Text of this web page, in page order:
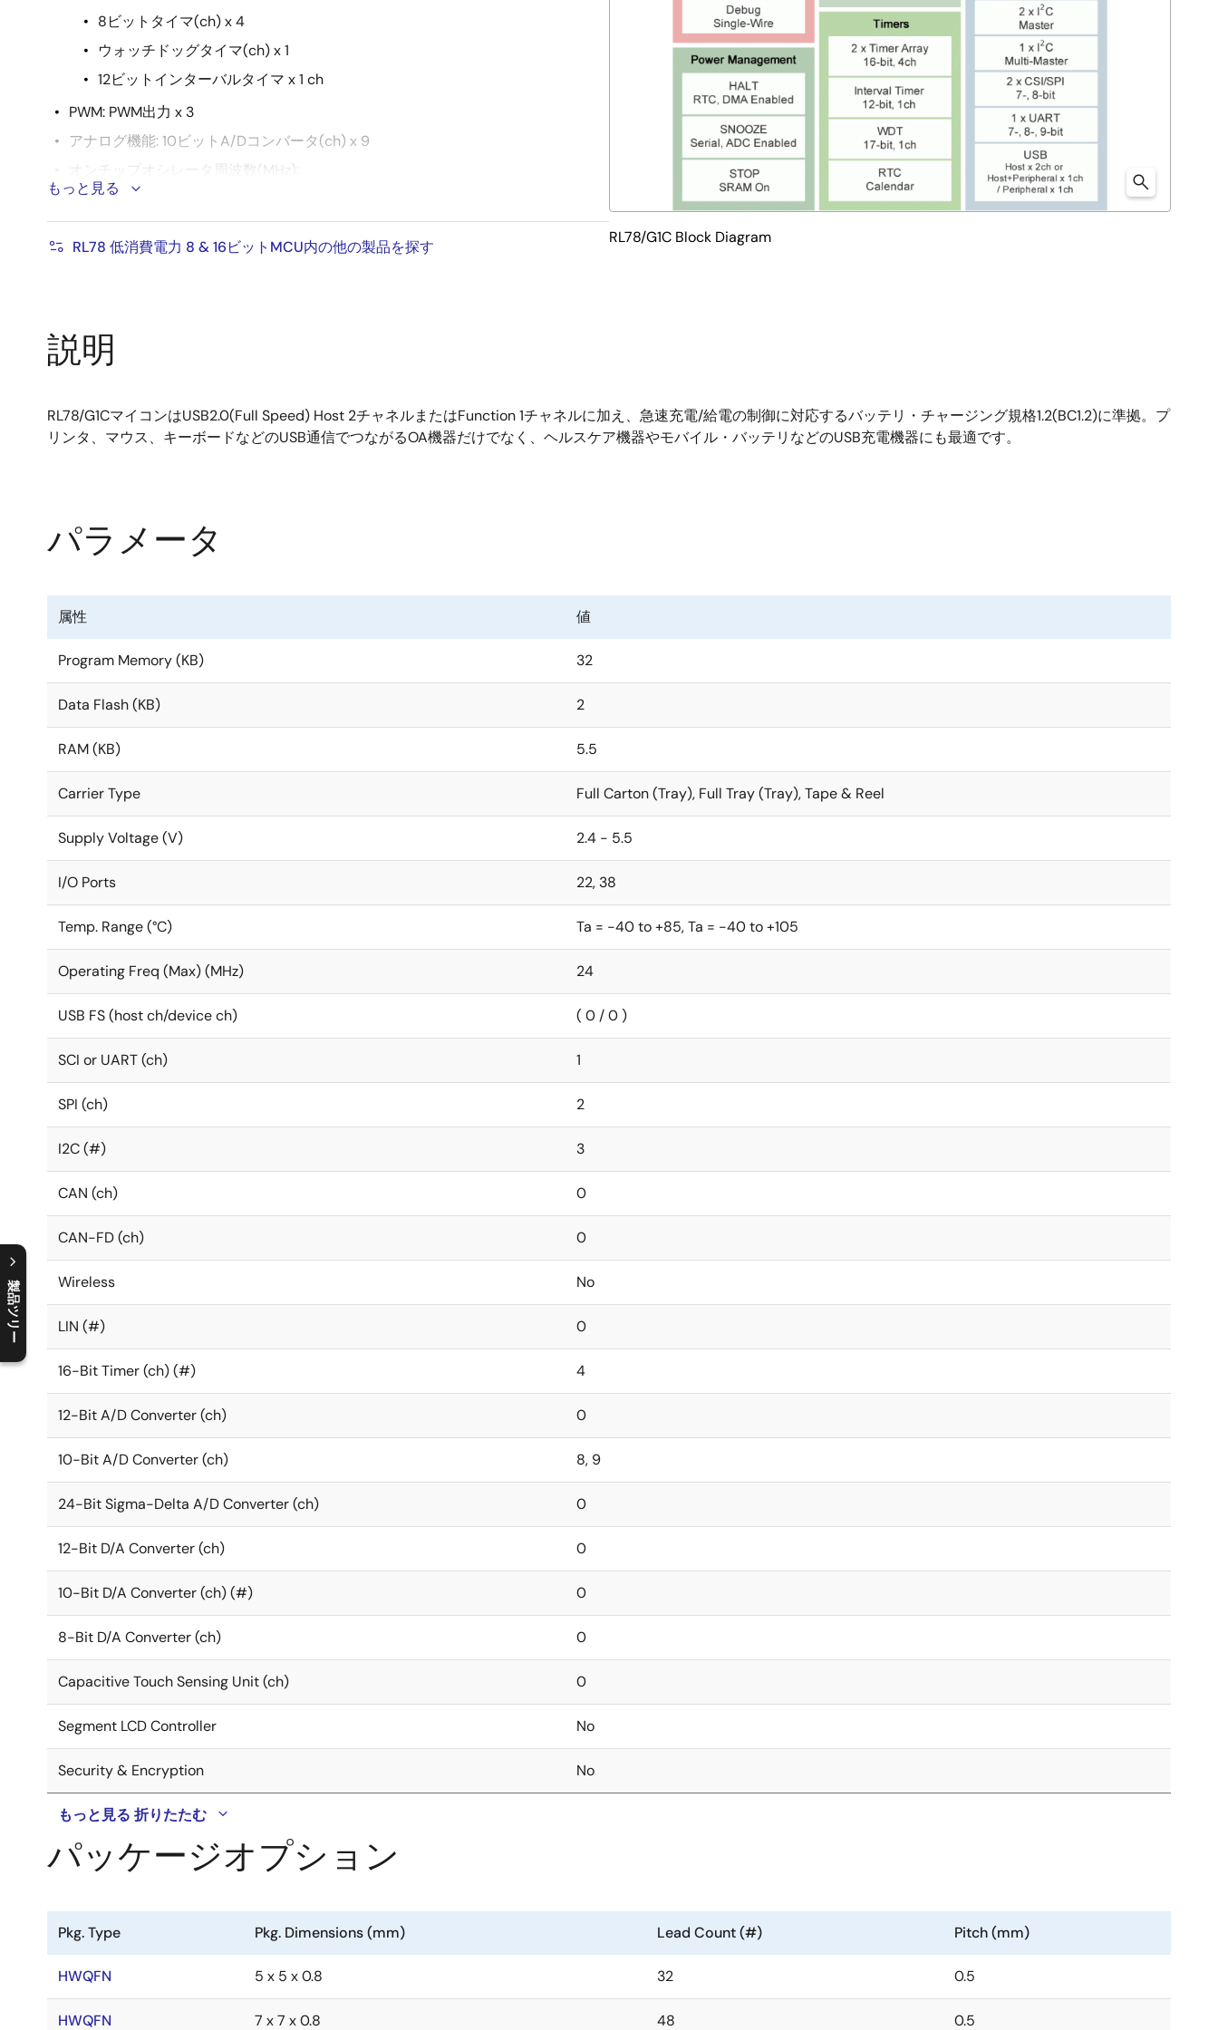
製品ツリー
C
l
o
s
e
p
r
o
d
u
c
t
t
r
e
e
m
e
n
O
p
e
n
p
r
o
d
u
c
t
t
r
e
e
m
e
n
8ビットタイマ(ch) x 4
ウォッチドッグタイマ(ch) x 1
12ビットインターバルタイマ x 1 ch
PWM: PWM出力 x 3
アナログ機能: 10ビットA/Dコンバータ(ch) x 9
オンチップオシレータ周波数(MHz):
低速 15kHz
もっと見る
RL78 低消費電力 8 & 16ビットMCU内の他の製品を探す
RL78/G1C Block Diagram
説明
RL78/G1CマイコンはUSB2.0(Full Speed) Host 2チャネルまたはFunction 1チャネルに加え、急速充電/給電の制御に対応するバッテリ・チャージング規格1.2(BC1.2)に準拠。プ
リンタ、マウス、キーボードなどのUSB通信でつながるOA機器だけでなく、ヘルスケア機器やモバイル・バッテリなどのUSB充電機器にも最適です。
パラメータ
属性 値
Program Memory (KB) 32
Data Flash (KB) 2
RAM (KB) 5.5
Carrier Type Full Carton (Tray), Full Tray (Tray), Tape & Reel
Supply Voltage (V) 2.4 - 5.5
I/O Ports 22, 38
Temp. Range (°C) Ta = -40 to +85, Ta = -40 to +105
Operating Freq (Max) (MHz) 24
USB FS (host ch/device ch) ( 0 / 0 )
SCI or UART (ch) 1
SPI (ch) 2
I2C (#) 3
CAN (ch) 0
CAN-FD (ch) 0
Wireless No
LIN (#) 0
16-Bit Timer (ch) (#) 4
12-Bit A/D Converter (ch) 0
10-Bit A/D Converter (ch) 8, 9
24-Bit Sigma-Delta A/D Converter (ch) 0
12-Bit D/A Converter (ch) 0
10-Bit D/A Converter (ch) (#) 0
8-Bit D/A Converter (ch) 0
Capacitive Touch Sensing Unit (ch) 0
Segment LCD Controller No
Security & Encryption No
もっと見る 折りたたむ
パッケージオプション
Pkg. Type Pkg. Dimensions (mm) Lead Count (#) Pitch (mm)
HWQFN 5 x 5 x 0.8 32 0.5
HWQFN 7 x 7 x 0.8 48 0.5